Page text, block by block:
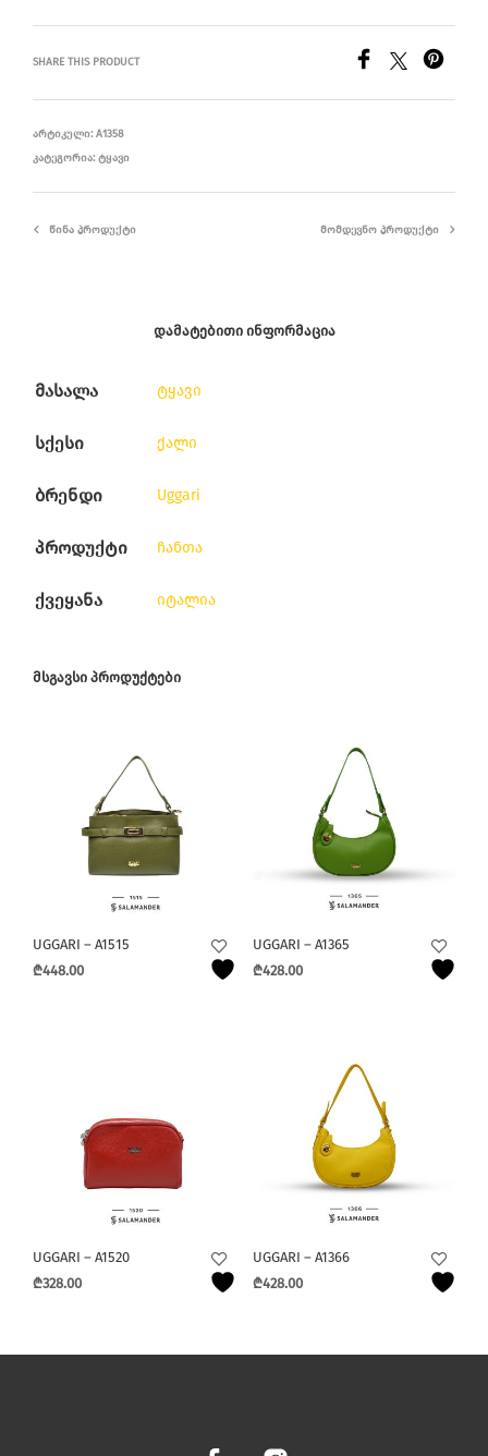
SHARE THIS PRODUCT
ᲐᲠᲢᲘᲙᲣᲚᲘ: A1358
ᲙᲐᲢᲔᲒᲝᲠᲘᲐ: ᲢᲧᲐᲕᲘ
ᲬᲘᲜᲐ ᲞᲠᲝᲓᲣᲥᲢᲘ ᲛᲝᲛᲓᲔᲕᲜᲝ ᲞᲠᲝᲓᲣᲥᲢᲘ
ᲓᲐᲛᲐᲢᲔᲑᲘᲗᲘ ᲘᲜᲤᲝᲠᲛᲐᲪᲘᲐ
მასალა ტყავი
სქესი ქალი
ბრენდი Uggari
პროდუქტი ჩანთა
ქვეყანა იტალია
ᲛᲡᲒᲐᲕᲡᲘ ᲞᲠᲝᲓᲣᲥᲢᲔᲑᲘ
UGGARI – A1515
₾448.00
UGGARI – A1365
₾428.00
UGGARI – A1520
₾328.00
UGGARI – A1366
₾428.00